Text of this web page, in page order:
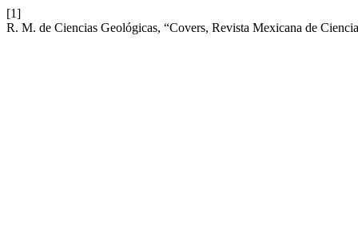
[1]
R. M. de Ciencias Geológicas, “Covers, Revista Mexicana de